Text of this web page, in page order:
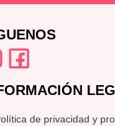
de privacidad y